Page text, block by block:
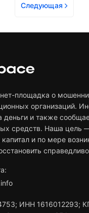
Cледующая
площадка о
организаций.
деньги и также
средств. Наша цель
и по мере
; ИНН 1616012293;